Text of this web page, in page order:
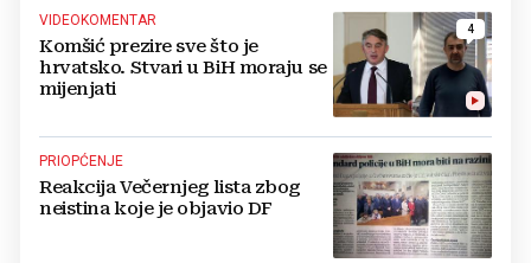
4
VIDEOKOMENTAR
Komšić prezire sve što je
hrvatsko. Stvari u BiH moraju se
mijenjati
PRIOPĆENJE
Reakcija Večernjeg lista zbog
neistina koje je objavio DF